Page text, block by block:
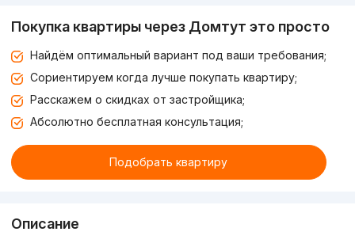
Покупка квартиры через Домтут это просто
Найдём оптимальный вариант под ваши требования;
Сориентируем когда лучше покупать квартиру;
Расскажем о скидках от застройщика;
Абсолютно бесплатная консультация;
Подобрать квартиру
Описание